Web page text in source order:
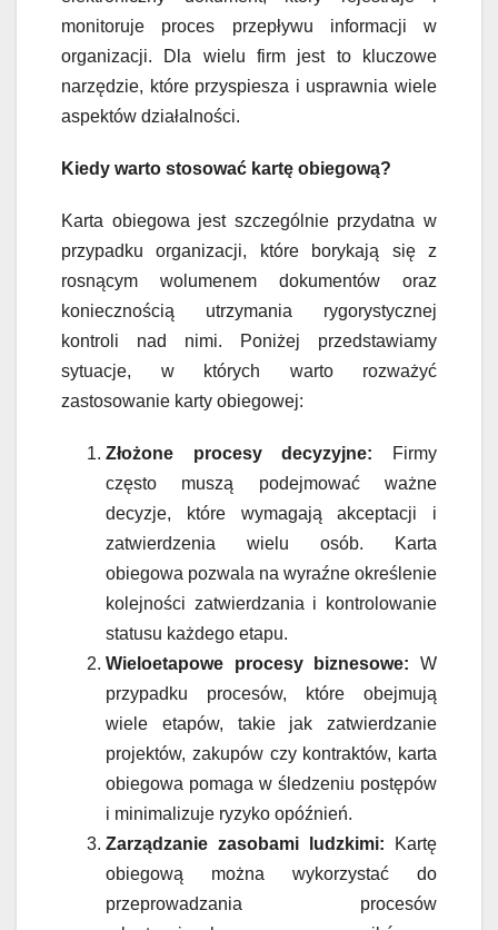
monitoruje proces przepływu informacji w
organizacji. Dla wielu firm jest to kluczowe
narzędzie, które przyspiesza i usprawnia wiele
aspektów działalności.
Kiedy warto stosować kartę obiegową?
Karta obiegowa jest szczególnie przydatna w
przypadku organizacji, które borykają się z
rosnącym wolumenem dokumentów oraz
koniecznością utrzymania rygorystycznej
kontroli nad nimi. Poniżej przedstawiamy
sytuacje, w których warto rozważyć
zastosowanie karty obiegowej:
Złożone procesy decyzyjne: Firmy
często muszą podejmować ważne
decyzje, które wymagają akceptacji i
zatwierdzenia wielu osób. Karta
obiegowa pozwala na wyraźne określenie
kolejności zatwierdzania i kontrolowanie
statusu każdego etapu.
Wieloetapowe procesy biznesowe: W
przypadku procesów, które obejmują
wiele etapów, takie jak zatwierdzanie
projektów, zakupów czy kontraktów, karta
obiegowa pomaga w śledzeniu postępów
i minimalizuje ryzyko opóźnień.
Zarządzanie zasobami ludzkimi: Kartę
obiegową można wykorzystać do
przeprowadzania procesów